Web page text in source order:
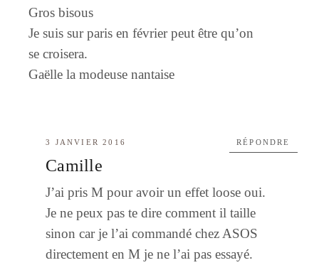
Gros bisous
Je suis sur paris en février peut être qu’on
se croisera.
Gaëlle la modeuse nantaise
3 JANVIER 2016
Camille
J’ai pris M pour avoir un effet loose oui.
Je ne peux pas te dire comment il taille
sinon car je l’ai commandé chez ASOS
directement en M je ne l’ai pas essayé.
RÉPONDRE